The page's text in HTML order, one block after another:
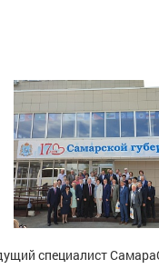
специалист